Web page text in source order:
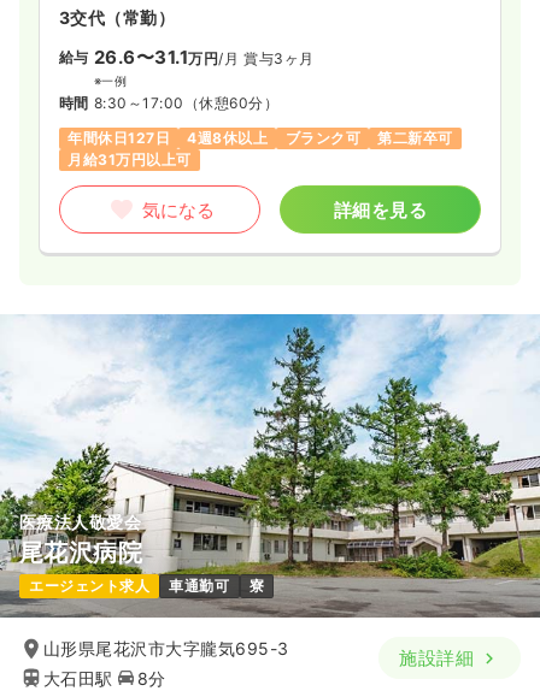
3交代（常勤）
給与 26.6〜31.1万円/月 賞与3ヶ月
※一例
時間 8:30～17:00 （休憩60分）
年間休日127日
4週8休以上 ブランク可
第二新卒可
月給31万円以上可
気になる 詳細を見る
医療法人敬愛会
尾花沢病院
エージェント求人 車通勤可 寮
山形県尾花沢市大字朧気695-3
大石田駅
8分
施設詳細